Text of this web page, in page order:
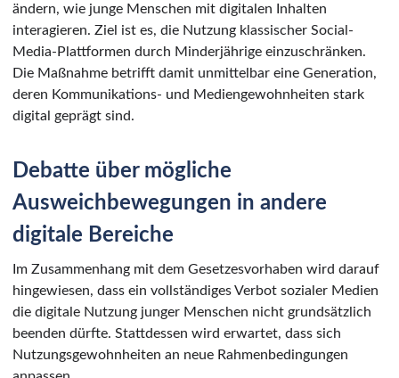
ändern, wie junge Menschen mit digitalen Inhalten
interagieren. Ziel ist es, die Nutzung klassischer Social-
Media-Plattformen durch Minderjährige einzuschränken.
Die Maßnahme betrifft damit unmittelbar eine Generation,
deren Kommunikations- und Mediengewohnheiten stark
digital geprägt sind.
Debatte über mögliche
Ausweichbewegungen in andere
digitale Bereiche
Im Zusammenhang mit dem Gesetzesvorhaben wird darauf
hingewiesen, dass ein vollständiges Verbot sozialer Medien
die digitale Nutzung junger Menschen nicht grundsätzlich
beenden dürfte. Stattdessen wird erwartet, dass sich
Nutzungsgewohnheiten an neue Rahmenbedingungen